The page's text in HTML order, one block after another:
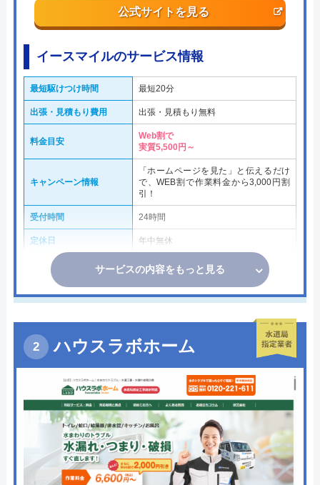
公式サイトを見る
イースマイルのサービス情報
最短駆けつけ時間 最短20分
出張・見積もり費用 出張・見積もり無料
料金目安
Web割で
実質5,500円～
キャンペーン情報
「ホームページを見た」と伝えるだけ
で、WEB割で作業料金から3,000円割
引！
受付時間 24時間
定休日 年中無休
サービスの内容をもっと見る
ハウスラボホーム